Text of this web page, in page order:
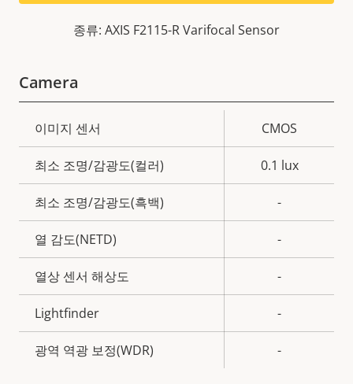
종류: AXIS F2115-R Varifocal Sensor
Camera
속
성
설
명
속
성
값
이미지 센서 CMOS
최소 조명/감광도(컬러) 0.1 lux
최소 조명/감광도(흑백) -
열 감도(NETD) -
열상 센서 해상도 -
Lightfinder -
광역 역광 보정(WDR) -